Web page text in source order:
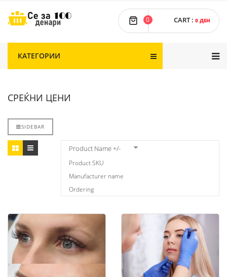
CART: 0 ДЕН
0
КАТЕГОРИИ
СРЕЌНИ ЦЕНИ
SIDEBAR
Product Name +/-
Product SKU
Manufacturer name
Ordering